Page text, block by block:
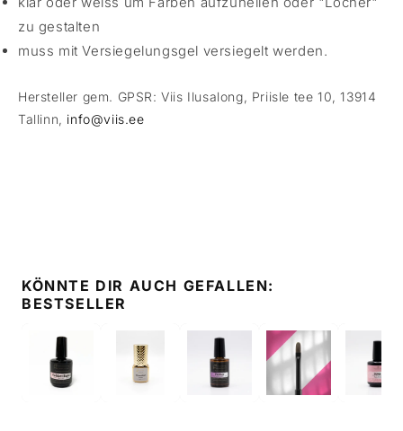
zu gestalten
muss mit Versiegelungsgel versiegelt werden.
Hersteller gem. GPSR: Viis Ilusalong, Priisle tee 10, 13914
Tallinn, info@viis.ee
KÖNNTE DIR AUCH GEFALLEN:
BESTSELLER